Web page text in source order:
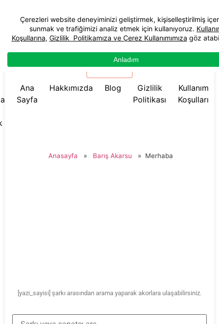
☰ Menü
Ana
Sayfa
Hakkımızda Blog
Gizlilik
Politikası
Kullanım
Koşulları
Anasayfa » Barış Akarsu » Merhaba
[yazi_sayisi] şarkı arasından arama yaparak akorlara ulaşabilirsiniz.